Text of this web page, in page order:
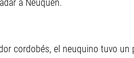
a Neuquén.
cordobés, el neuquino tuvo